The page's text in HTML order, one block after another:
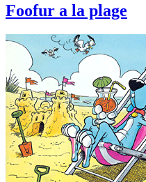
Foofur a la plage